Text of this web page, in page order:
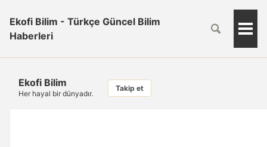
Ekofi Bilim - Türkçe Güncel Bilim
Haberleri
Ekofi Bilim
Her hayal bir dünyadır.
Takip et